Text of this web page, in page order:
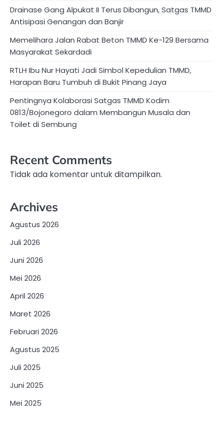
Drainase Gang Alpukat II Terus Dibangun, Satgas TMMD
Antisipasi Genangan dan Banjir
Memelihara Jalan Rabat Beton TMMD Ke-129 Bersama
Masyarakat Sekardadi
RTLH Ibu Nur Hayati Jadi Simbol Kepedulian TMMD,
Harapan Baru Tumbuh di Bukit Pinang Jaya
Pentingnya Kolaborasi Satgas TMMD Kodim
0813/Bojonegoro dalam Membangun Musala dan
Toilet di Sembung
Recent Comments
Tidak ada komentar untuk ditampilkan.
Archives
Agustus 2026
Juli 2026
Juni 2026
Mei 2026
April 2026
Maret 2026
Februari 2026
Agustus 2025
Juli 2025
Juni 2025
Mei 2025